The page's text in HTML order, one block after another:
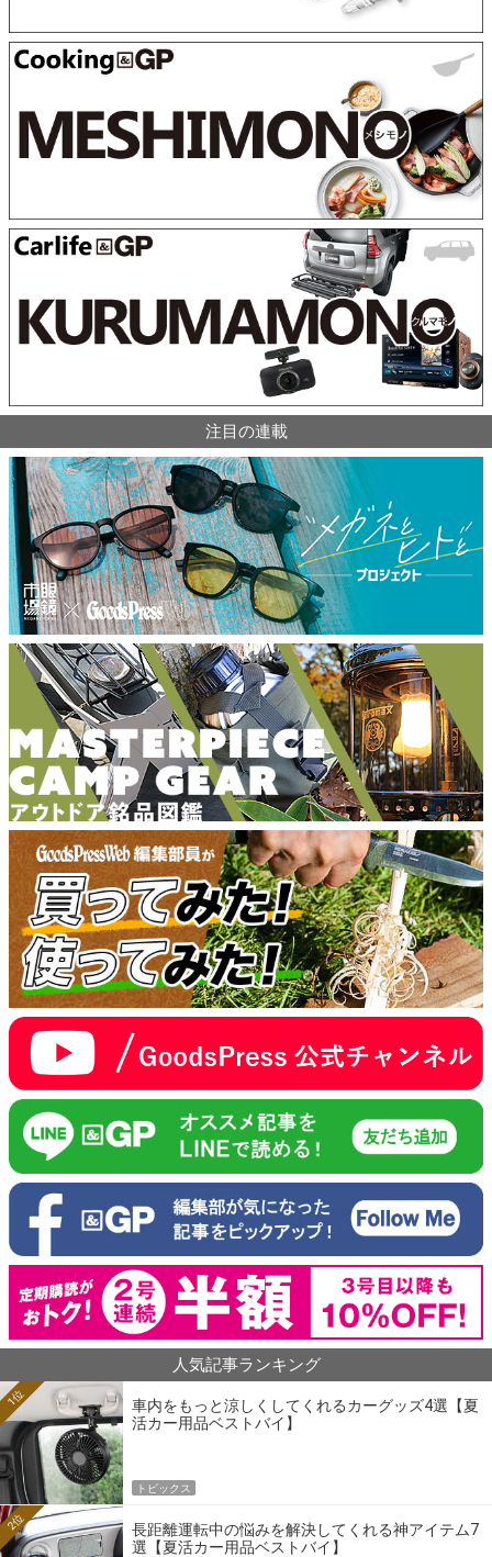
注目の連載
人気記事ランキング
車内をもっと涼しくしてくれるカーグッズ4選【夏
活カー用品ベストバイ】
1位
トピックス
長距離運転中の悩みを解決してくれる神アイテム7
選【夏活カー用品ベストバイ】
2位